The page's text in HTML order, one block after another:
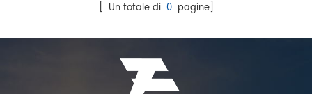
[ Un totale di 0pagine]